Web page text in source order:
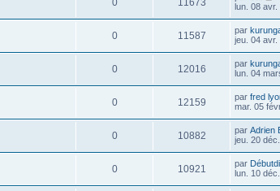
0 11673
lun. 08
0 11587 par
jeu. 04 avr.
0 12016 par
lun. 04
0 12159 par fred
mar. 05
0 10882 par Adrien
jeu. 20
0 10921 par
lun. 10